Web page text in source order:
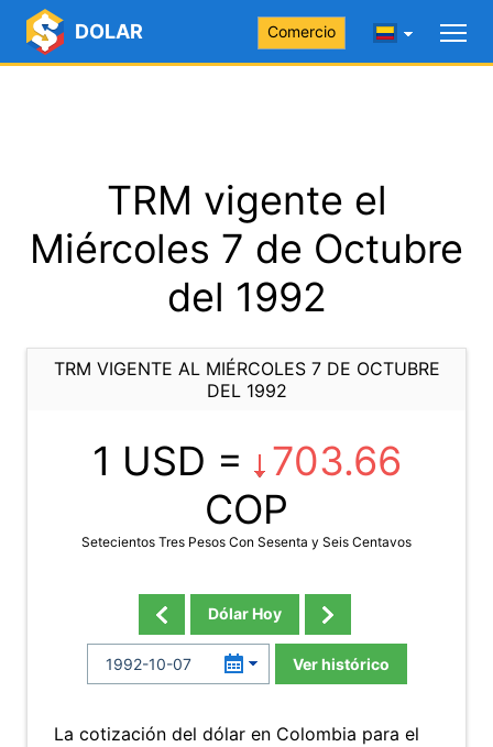
DOLAR Comercio
TRM vigente el
Miércoles 7 de Octubre
del 1992
TRM VIGENTE AL MIÉRCOLES 7 DE OCTUBRE
DEL 1992
1 USD =
703.66
COP
Setecientos Tres Pesos Con Sesenta y Seis Centavos
Dólar Hoy
Ver histórico
La cotización del dólar en Colombia para el